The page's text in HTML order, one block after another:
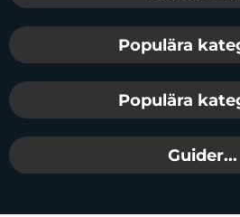
Populära
Populära
Guider...